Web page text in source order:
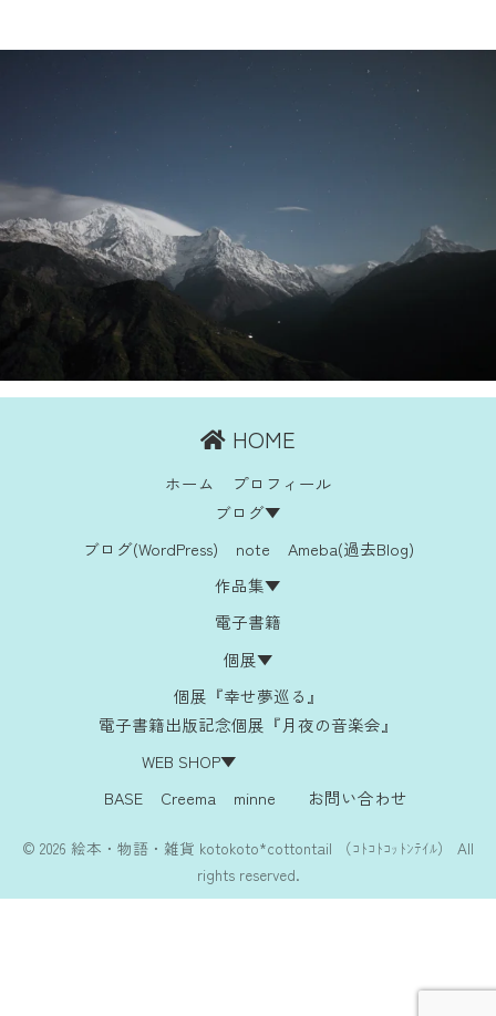
HOME
ホーム
プロフィール
ブログ▼
ブログ(WordPress)
note
Ameba(過去Blog)
作品集▼
電子書籍
個展▼
個展『幸せ夢巡る』
電子書籍出版記念個展『月夜の音楽会』
WEB SHOP▼
BASE
Creema minne お問い合わせ
© 2026 絵本・物語・雑貨 kotokoto*cottontail （ｺﾄｺﾄｺｯﾄﾝﾃｲﾙ） All
rights reserved.